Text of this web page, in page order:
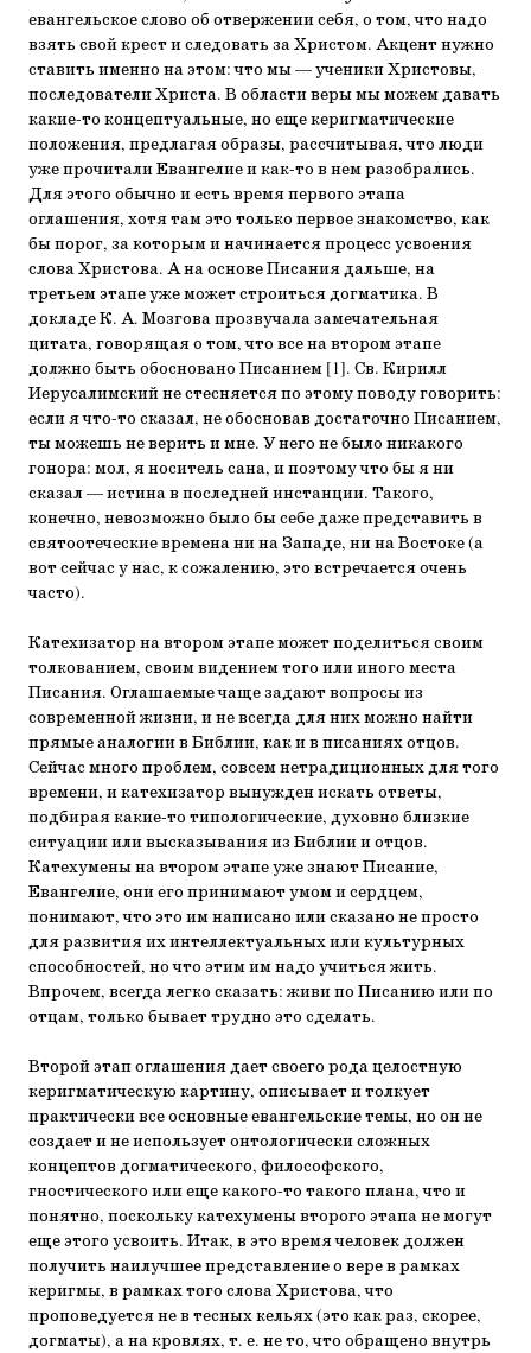
евангельское слово об отвержении себя, о том, что надо
взять свой крест и следовать за Христом. Акцент нужно
ставить именно на этом: что мы — ученики Христовы,
последователи Христа. В области веры мы можем давать
какие-то концептуальные, но еще керигматические
положения, предлагая образы, рассчитывая, что люди
уже прочитали Евангелие и как-то в нем разобрались.
Для этого обычно и есть время первого этапа
оглашения, хотя там это только первое знакомство, как
бы порог, за которым и начинается процесс усвоения
слова Христова. А на основе Писания дальше, на
третьем этапе уже может строиться догматика. В
докладе К. А. Мозгова прозвучала замечательная
цитата, говорящая о том, что все на втором этапе
должно быть обосновано Писанием [1]. Св. Кирилл
Иерусалимский не стесняется по этому поводу говорить:
если я что-то сказал, не обосновав достаточно Писанием,
ты можешь не верить и мне. У него не было никакого
гонора: мол, я носитель сана, и поэтому что бы я ни
сказал — истина в последней инстанции. Такого,
конечно, невозможно было бы себе даже представить в
святоотеческие времена ни на Западе, ни на Востоке (а
вот сейчас у нас, к сожалению, это встречается очень
часто).
Катехизатор на втором этапе может поделиться своим
толкованием, своим видением того или иного места
Писания. Оглашаемые чаще задают вопросы из
современной жизни, и не всегда для них можно найти
прямые аналогии в Библии, как и в писаниях отцов.
Сейчас много проблем, совсем нетрадиционных для того
времени, и катехизатор вынужден искать ответы,
подбирая какие-то типологические, духовно близкие
ситуации или высказывания из Библии и отцов.
Катехумены на втором этапе уже знают Писание,
Евангелие, они его принимают умом и сердцем,
понимают, что это им написано или сказано не просто
для развития их интеллектуальных или культурных
способностей, но что этим им надо учиться жить.
Впрочем, всегда легко сказать: живи по Писанию или по
отцам, только бывает трудно это сделать.
Второй этап оглашения дает своего рода целостную
керигматическую картину, описывает и толкует
практически все основные евангельские темы, но он не
создает и не использует онтологически сложных
концептов догматического, философского,
гностического или еще какого-то такого плана, что и
понятно, поскольку катехумены второго этапа не могут
еще этого усвоить. Итак, в это время человек должен
получить наилучшее представление о вере в рамках
керигмы, в рамках того слова Христова, что
проповедуется не в тесных кельях (это как раз, скорее,
догматы), а на кровлях, т. е. не то, что обращено внутрь